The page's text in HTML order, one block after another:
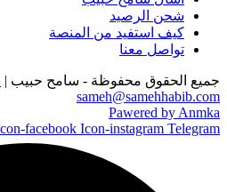
شحن الرصيد
كيف استفيد من المنصة
تواصل معنا
جميع الحقوق محفوظة - سامح حبيب |
sameh@samehhabib.com
Pawered by Anmka
facebook Icon-instagram Telegram